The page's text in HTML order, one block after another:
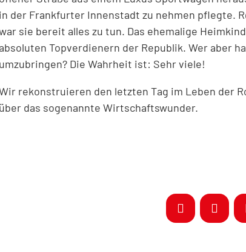
in der Frankfurter Innenstadt zu nehmen pflegte.
sie bereit alles zu tun. Das ehemalige
absoluten Topverdienern der Republik. Wer aber
umzubringen? Die Wahrheit ist: Sehr viele!
rekonstruieren den letzten Tag im Leben der
über das sogenannte Wirtschaftswunder.